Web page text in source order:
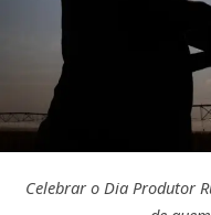
Celebrar o Dia Produtor